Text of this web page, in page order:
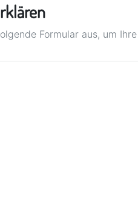
Formular aus, um